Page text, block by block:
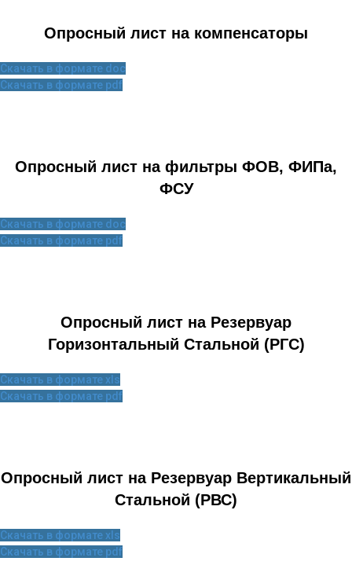
Опросный лист на компенсаторы
Скачать в формате doc
Скачать в формате pdf
Опросный лист на фильтры ФОВ, ФИПа,
ФСУ
Скачать в формате doc
Скачать в формате pdf
Опросный лист на Резервуар
Горизонтальный Стальной (РГС)
Скачать в формате xls
Скачать в формате pdf
Опросный лист на Резервуар Вертикальный
Стальной (РВС)
Скачать в формате xls
Скачать в формате pdf